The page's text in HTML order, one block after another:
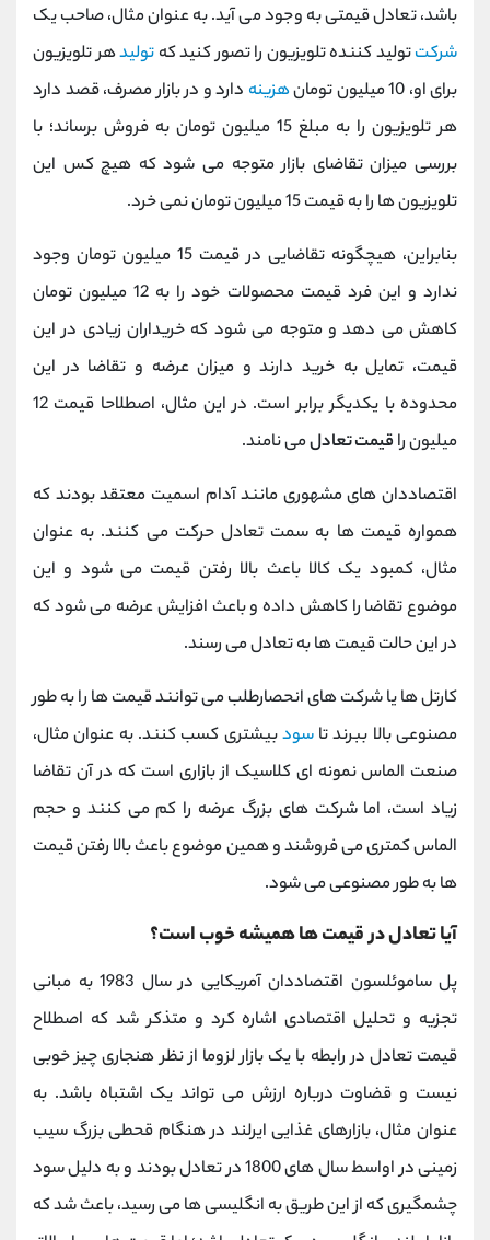
باشد، تعادل قیمتی به وجود می آید. به عنوان مثال، صاحب یک
شرکتتولید کننده تلویزیون را تصور کنید که تولیدهر تلویزیون
برای او، 10 میلیون تومان
هزینه دارد و در بازار مصرف، قصد دارد
هر تلویزیون را به مبلغ 15 میلیون تومان به فروش برساند؛ با
بررسی میزان تقاضای بازار متوجه می شود که هیچ کس این
تلویزیون ها را به قیمت 15 میلیون تومان نمی خرد.
بنابراین، هیچگونه تقاضایی در قیمت 15 میلیون تومان وجود
ندارد و این فرد قیمت محصولات خود را به 12 میلیون تومان
کاهش می دهد و متوجه می شود که خریداران زیادی در این
قیمت، تمایل به خرید دارند و میزان عرضه و تقاضا در این
محدوده با یکدیگر برابر است. در این مثال، اصطلاحا قیمت 12
میلیون راقیمت تعادلمی نامند.
اقتصاددان های مشهوری مانند آدام اسمیت معتقد بودند که
همواره قیمت ها به سمت تعادل حرکت می کنند. به عنوان
مثال، کمبود یک کالا باعث بالا رفتن قیمت می شود و این
موضوع تقاضا را کاهش داده و باعث افزایش عرضه می شود که
در این حالت قیمت ها به تعادل می رسند.
کارتل ها یا شرکت های انحصارطلب می توانند قیمت ها را به طور
مصنوعی بالا ببرند تاسودبیشتری کسب کنند. به عنوان مثال،
صنعت الماس نمونه ای کلاسیک از بازاری است که در آن تقاضا
زیاد است، اما شرکت های بزرگ عرضه را کم می کنند و حجم
الماس کمتری می فروشند و همین موضوع باعث بالا رفتن قیمت
ها به طور مصنوعی می شود.
آیا تعادل در قیمت ها همیشه خوب است؟
پل ساموئلسون اقتصاددان آمریکایی در سال 1983 به مبانی
تجزیه و تحلیل اقتصادی اشاره کرد و متذکر شد که اصطلاح
قیمت تعادل در رابطه با یک بازار لزوما از نظر هنجاری چیز خوبی
نیست و قضاوت درباره ارزش می تواند یک اشتباه باشد. به
عنوان مثال، بازارهای غذایی ایرلند در هنگام قحطی بزرگ سیب
زمینی در اواسط سال های 1800 در تعادل بودند و به دلیل سود
چشمگیری که از این طریق به انگلیسی ها می رسید، باعث شد که